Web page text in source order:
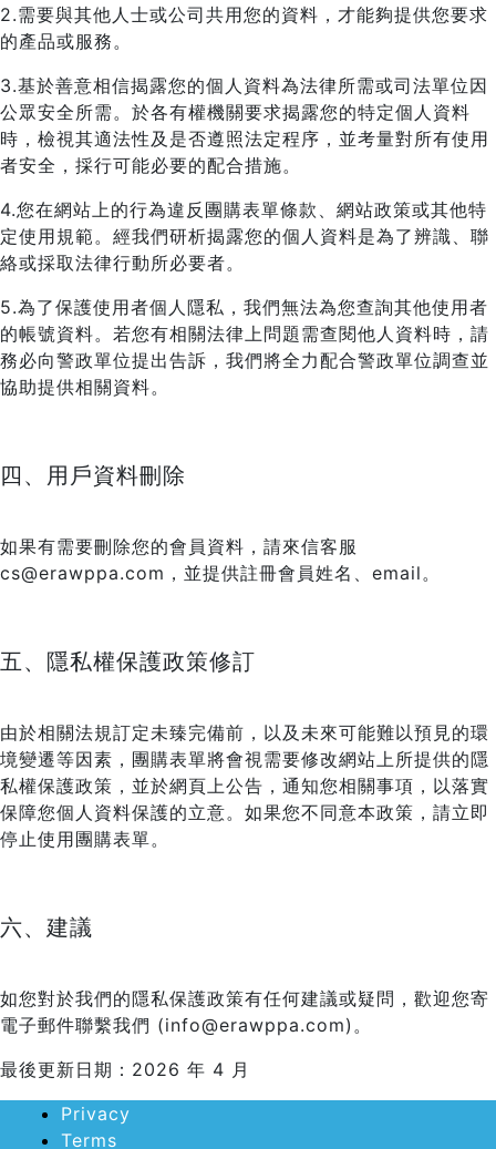
2.需要與其他人士或公司共用您的資料，才能夠提供您要求
的產品或服務。
3.基於善意相信揭露您的個人資料為法律所需或司法單位因
公眾安全所需。於各有權機關要求揭露您的特定個人資料
時，檢視其適法性及是否遵照法定程序，並考量對所有使用
者安全，採行可能必要的配合措施。
4.您在網站上的行為違反團購表單條款、網站政策或其他特
定使用規範。經我們研析揭露您的個人資料是為了辨識、聯
絡或採取法律行動所必要者。
5.為了保護使用者個人隱私，我們無法為您查詢其他使用者
的帳號資料。若您有相關法律上問題需查閱他人資料時，請
務必向警政單位提出告訴，我們將全力配合警政單位調查並
協助提供相關資料。
四、用戶資料刪除
如果有需要刪除您的會員資料，請來信客服
cs@erawppa.com，並提供註冊會員姓名、email。
五、隱私權保護政策修訂
由於相關法規訂定未臻完備前，以及未來可能難以預見的環
境變遷等因素，團購表單將會視需要修改網站上所提供的隱
私權保護政策，並於網頁上公告，通知您相關事項，以落實
保障您個人資料保護的立意。如果您不同意本政策，請立即
停止使用團購表單。
六、建議
如您對於我們的隱私保護政策有任何建議或疑問，歡迎您寄
電子郵件聯繫我們 (info@erawppa.com)。
最後更新日期：2026 年 4 月
Privacy
Terms